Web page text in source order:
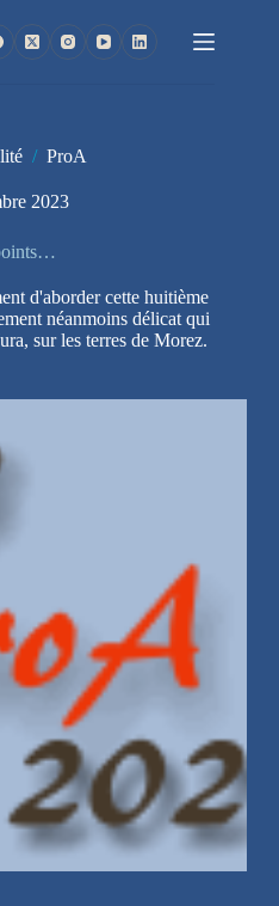
/ ProA
2023
d'aborder cette huitième
néanmoins délicat qui
sur les terres de Morez.